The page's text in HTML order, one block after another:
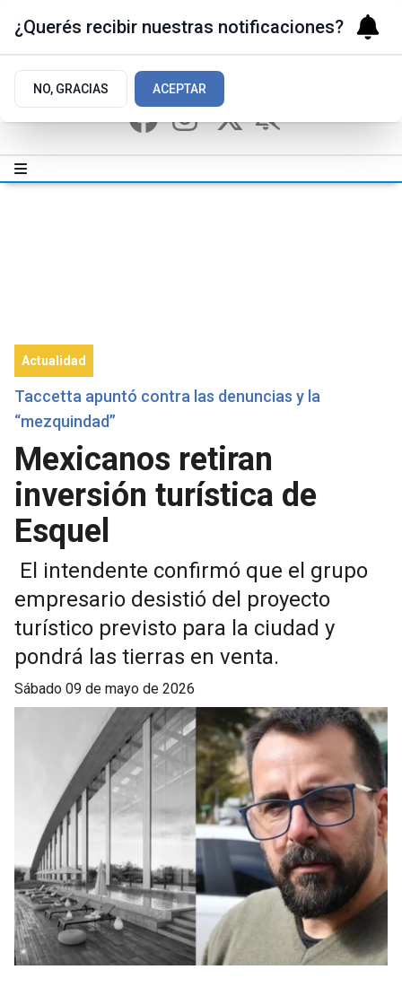
Actualidad
Taccetta apuntó contra las denuncias y la
“mezquindad”
Mexicanos retiran
inversión turística de
Esquel
El intendente confirmó que el grupo
empresario desistió del proyecto
turístico previsto para la ciudad y
pondrá las tierras en venta.
sábado 09 de mayo de 2026
¿Querés recibir nuestras notificaciones?
NO, GRACIAS ACEPTAR